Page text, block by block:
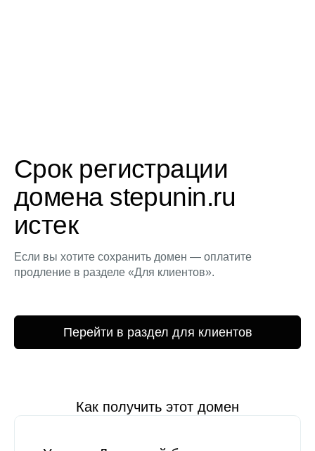
Срок регистрации
домена stepunin.ru
истек
Если вы хотите сохранить домен — оплатите
продление в разделе «Для клиентов».
Перейти в раздел для клиентов
Как получить этот домен